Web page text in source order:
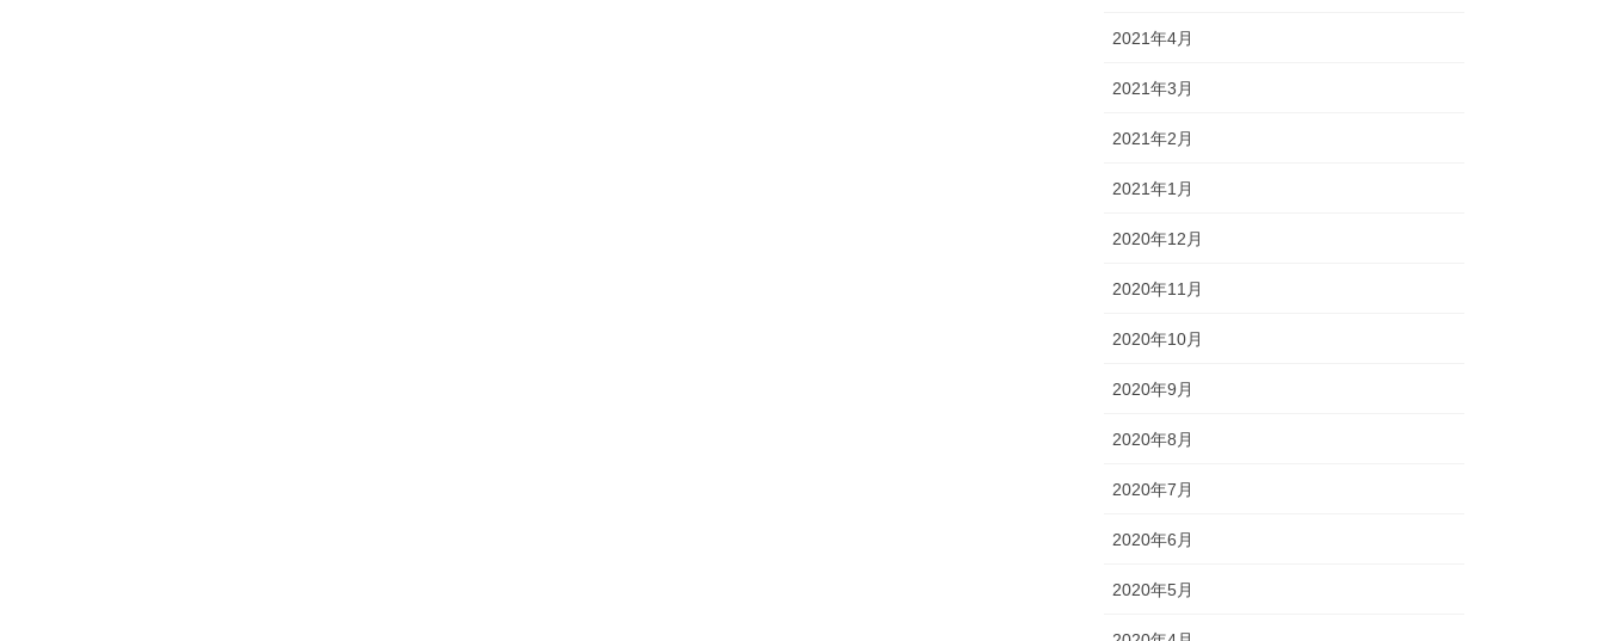
2021年4月
2021年3月
2021年2月
2021年1月
2020年12月
2020年11月
2020年10月
2020年9月
2020年8月
2020年7月
2020年6月
2020年5月